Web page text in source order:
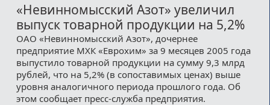
Пользовательское соглашение
Медиакит
Контакты
«Невинномысский Азот» увеличил
выпуск товарной продукции на 5,2%
ОАО «Невинномысский Азот», дочернее
предприятие МХК «Еврохим» за 9 месяцев 2005 года
выпустило товарной продукции на сумму 9,3 млрд
рублей, что на 5,2% (в сопоставимых ценах) выше
уровня аналогичного периода прошлого года. Об
этом сообщает пресс-служба предприятия.